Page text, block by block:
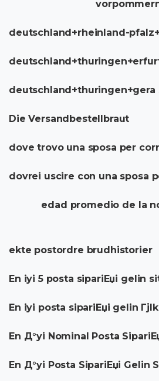
deutschland+rheinland-
deutschland+thuringen+gera
Die Versandbestellbraut
dove trovo una sposa per
dovrei uscire con una sposa
edad promedio de la
ekte postordre brudhistorier
En iyi 5 posta sipariЕџi gelin
En iyi posta sipariЕџi gelin
En Д°yi Nominal Posta
En Д°yi Posta SipariЕџi Gelin